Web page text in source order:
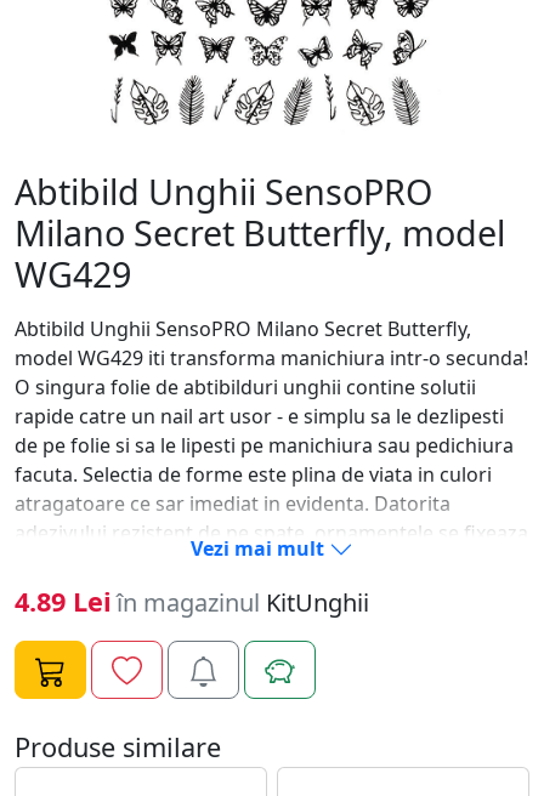
Abtibild Unghii SensoPRO
Milano Secret Butterfly, model
WG429
Abtibild Unghii SensoPRO Milano Secret Butterfly,
model WG429 iti transforma manichiura intr-o secunda!
O singura folie de abtibilduri unghii contine solutii
rapide catre un nail art usor - e simplu sa le dezlipesti
de pe folie si sa le lipesti pe manichiura sau pedichiura
facuta. Selectia de forme este plina de viata in culori
atragatoare ce sar imediat in evidenta. Datorita
adezivului rezistent de pe spate, ornamentele se fixeaza
usor pe oja clasica, oja semipermanenta, pe unghia
naturala sau tehnica pentru saptamani in sir. Mod de
folosire: - Alege modelul dorit si dezlipeste-l cu unghia.
(ai grija sa nu atingi lipiciul) - Aplica un strat de oja si las-
o sa se usuce. - Aseaza modelul pe unghie si preseaza-l
usor de cateva ori. - Pentru rezultate de lunga durata,
sigileaza ornamentele unghii sub un strat de top coat.
Daca esti pasionata de lookuri inedite pentru
Vezi mai mult
4.89 Lei în magazinul KitUnghii
Produse similare